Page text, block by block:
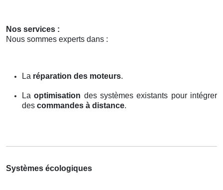
Nos services :
Nous sommes experts dans :
La réparation des moteurs.
Laoptimisation des systèmes existants pour intégrer
des commandes à distance.
Systèmes écologiques